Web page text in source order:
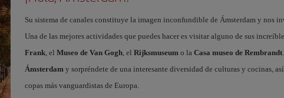
Su sistema de canales constituye la imagen inconfundible de Ámsterdam y nos
Una de las mejores actividades que puedes hacer es visitar alguno de sus
Frank, el Museo de Van Gogh, el Rijksmuseum o la Casa museo de Rembrandt
Ámsterdam y sorpréndete de una interesante diversidad de culturas y cocinas,
copas más vanguardistas de Europa.